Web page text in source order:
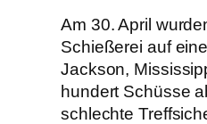
Am 30. April
Schießerei auf
Jackson,
hundert Schüsse
schlechte